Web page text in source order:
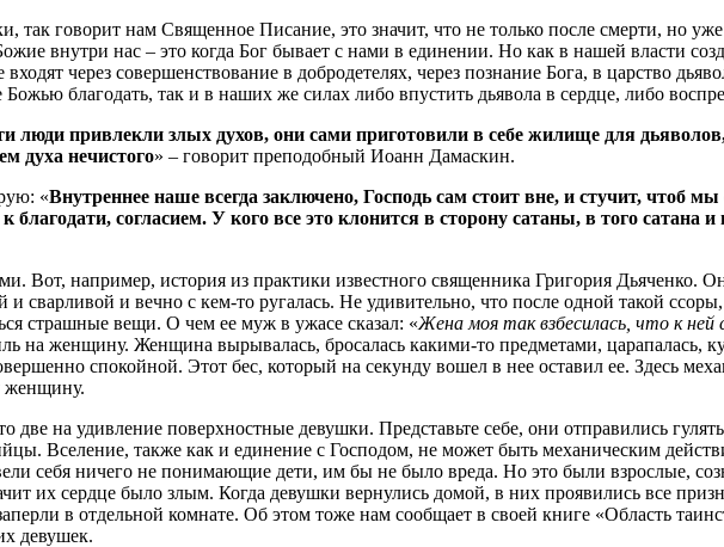
так говорит нам Священное Писание, это значит, что не только после смерти, но
внутри нас – это когда Бог бывает с нами в единении. Но как в нашей власти
через совершенствование в добродетелях, через познание Бога, в царство
благодать, так и в наших же силах либо впустить дьявола в сердце, либо
люди привлекли злых духов, они сами приготовили в себе жилище для
духа нечистого» – говорит преподобный Иоанн Дамаскин.
«Внутреннее наше всегда заключено, Господь сам стоит вне, и стучит, чтоб
согласием. У кого все это клонится в сторону сатаны, в того сатана
Вот, например, история из практики известного священника Григория Дьяченко.
сварливой и вечно с кем-то ругалась. Не удивительно, что после одной такой
страшные вещи. О чем ее муж в ужасе сказал: «Жена моя так взбесилась, что к
на женщину. Женщина вырывалась, бросалась какими-то предметами, царапалась,
спокойной. Этот бес, который на секунду вошел в нее оставил ее. Здесь
женщину.
две на удивление поверхностные девушки. Представьте себе, они отправились
Вселение, также как и единение с Господом, не может быть механическим
себя ничего не понимающие дети, им бы не было вреда. Но это были взрослые,
их сердце было злым. Когда девушки вернулись домой, в них проявились все
в отдельной комнате. Об этом тоже нам сообщает в своей книге «Область
девушек.